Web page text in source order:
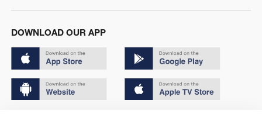
DOWNLOAD OUR APP